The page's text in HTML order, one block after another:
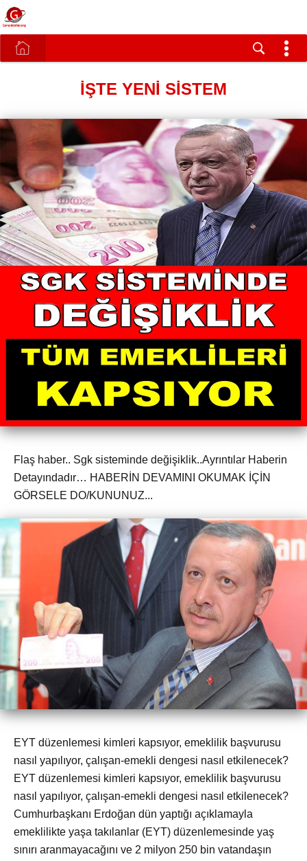
İŞTE YENİ SİSTEM
Flaş haber.. Sgk sisteminde değişiklik..Ayrıntılar Haberin
Detayındadır… HABERİN DEVAMINI OKUMAK İÇİN
GÖRSELE DO/KUNUNUZ...
EYT düzenlemesi kimleri kapsıyor, emeklilik başvurusu
nasıl yapılıyor, çalışan-emekli dengesi nasıl etkilenecek?
EYT düzenlemesi kimleri kapsıyor, emeklilik başvurusu
nasıl yapılıyor, çalışan-emekli dengesi nasıl etkilenecek?
Cumhurbaşkanı Erdoğan dün yaptığı açıklamayla
emeklilikte yaşa takılanlar (EYT) düzenlemesinde yaş
sınırı aranmayacağını ve 2 milyon 250 bin vatandaşın